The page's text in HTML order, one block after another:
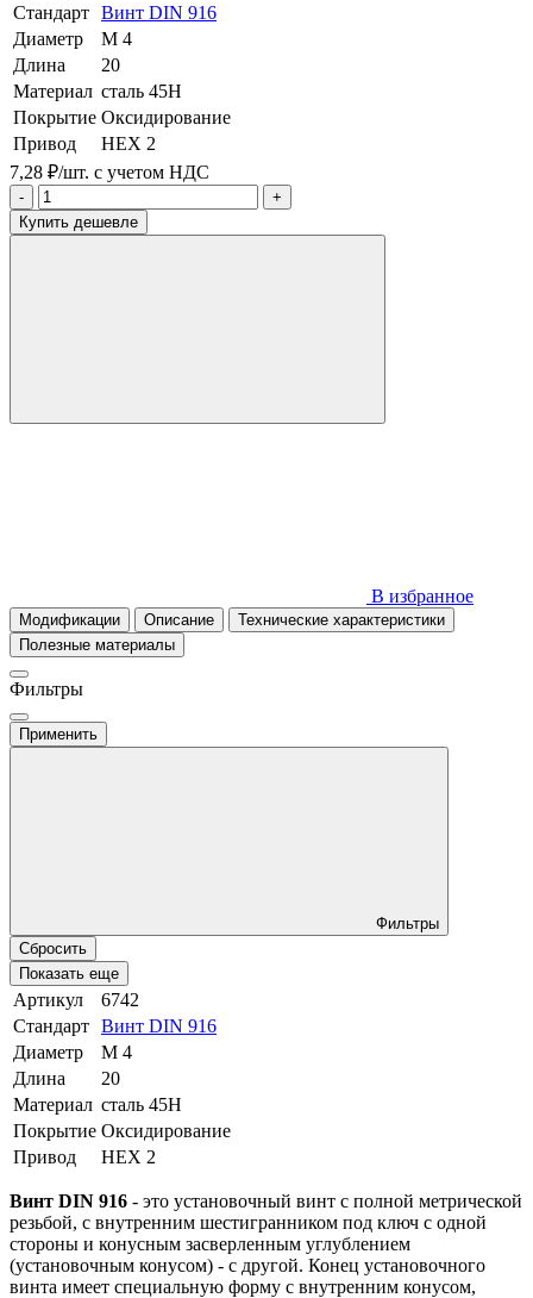
Стандарт Винт DIN 916
Диаметр
М 4
Длина
20
Материал сталь 45Н
Покрытие Оксидирование
Привод
HEX 2
7,28 ₽/шт. с учетом НДС
-
+
Купить дешевле
В избранное
Модификации Описание
Технические характеристики
Полезные материалы
Фильтры
Применить
Фильтры
Сбросить
Показать еще
Артикул
6742
Стандарт Винт DIN 916
Диаметр
М 4
Длина
20
Материал сталь 45Н
Покрытие Оксидирование
Привод
HEX 2
Винт DIN 916 - это установочный винт с полной метрической
резьбой, с внутренним шестигранником под ключ с одной
стороны и конусным засверленным углублением
(установочным конусом) - с другой. Конец установочного
винта имеет специальную форму с внутренним конусом,